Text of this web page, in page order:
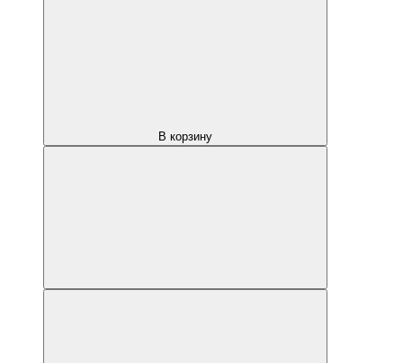
В корзину